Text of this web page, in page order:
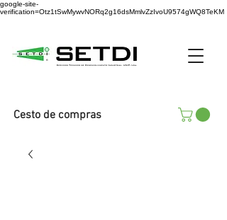
google-site-
verification=Otz1tSwMywvNORq2g16dsMmlvZzIvoU9574gWQ8TeKM
Cesto de compras